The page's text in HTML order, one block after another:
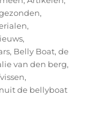
,
,
,
, Belly Boat,de
van den berg,
,
de bellyboat